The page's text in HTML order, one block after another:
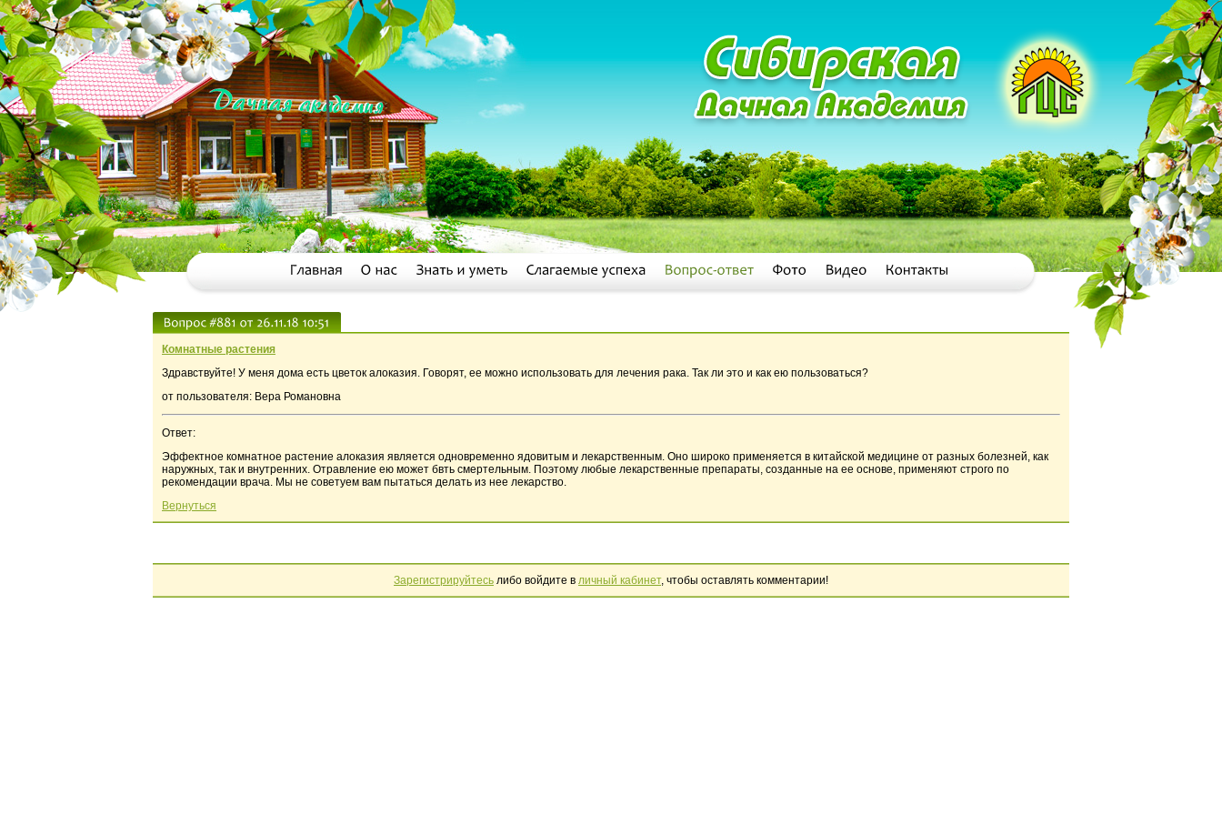
Комнатные растения
Здравствуйте! У меня дома есть цветок алоказия. Говорят, ее можно использовать для лечения рака. Так ли это и как ею пользоваться?
от пользователя: Вера Романовна
Ответ:
Эффектное комнатное растение алоказия является одновременно ядовитым и лекарственным. Оно широко применяется в китайской медицине от разных болезней, как
наружных, так и внутренних. Отравление ею может бвть смертельным. Поэтому любые лекарственные препараты, созданные на ее основе, применяют строго по
рекомендации врача. Мы не советуем вам пытаться делать из нее лекарство.
Вернуться
Зарегистрируйтесь либо войдите в личный кабинет, чтобы оставлять комментарии!